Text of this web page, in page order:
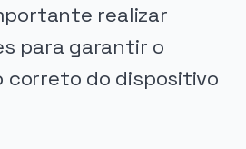
realizar
para garantir o
do dispositivo